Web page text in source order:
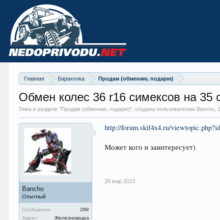
Главная Барахолка Продам (обменяю, подарю)
Обмен колес 36 r16 симексов на 35
Тема в разделе "Продам (обменяю, подарю)", создана пользователем Bancho,
Bancho
Опытный
Сообщения:
289
Адрес:
Железноводск
http://forum.skif4x4.ru/
Может кого и заинтересует)
29 мар 2013